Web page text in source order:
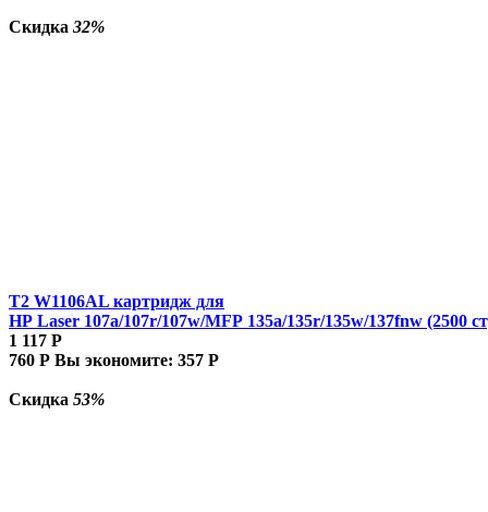
Скидка 32%
T2 W1106AL картридж для
HP Laser 107a/107r/107w/MFP 135a/135r/135w/137fnw (2500
1 117 Р
760 Р Вы экономите: 357 Р
Скидка 53%